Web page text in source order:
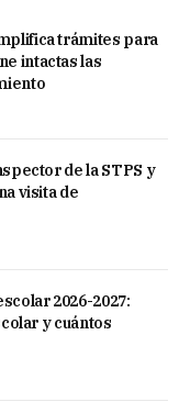
trámites para
intactas las
de la STPS y
visita de
2026-2027:
y cuántos